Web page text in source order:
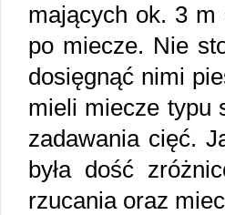
mających ok. 3 m
po miecze. Nie
dosięgnąć nimi
mieli miecze typu
zadawania cięć.
była dość
rzucania oraz